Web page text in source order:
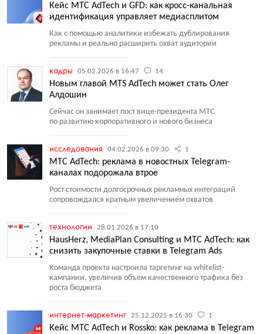
Кейс МТС AdTech и GFD: как кросс-канальная
идентификация управляет медиасплитом
Как с помощью аналитики избежать дублирования
рекламы и реально расширить охват аудитории
кадры 05.02.2026 в 16:47 14
Новым главой MTS AdTech может стать Олег
Алдошин
Сейчас он занимает пост вице-президента МТС
по развитию корпоративного и нового бизнеса
исследования 04.02.2026 в 09:30 1
МТС AdTech: реклама в новостных Telegram-
каналах подорожала втрое
Рост стоимости долгосрочных рекламных интеграций
сопровождался кратным увеличением охватов
технологии 28.01.2026 в 17:10
HausHerz, MediaPlan Consulting и МТС AdTech: как
снизить закупочные ставки в Telegram Ads
Команда проекта настроила таргетинг на whitelist-
кампании, увеличив объем качественного трафика без
роста бюджета
интернет-маркетинг 25.12.2025 в 16:30 1
Кейс МТС AdTech и Rossko: как реклама в Telegram